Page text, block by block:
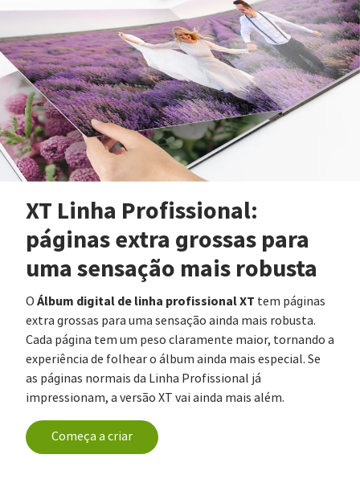
XT Linha Profissional:
páginas extra grossas para
uma sensação mais robusta
O Álbum digital de linha profissional XT tem páginas
extra grossas para uma sensação ainda mais robusta.
Cada página tem um peso claramente maior, tornando a
experiência de folhear o álbum ainda mais especial. Se
as páginas normais da Linha Profissional já
impressionam, a versão XT vai ainda mais além.
Começa a criar